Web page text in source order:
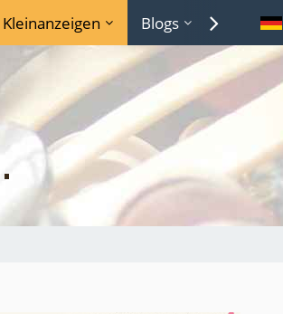
Kleinanzeigen Blogs Lexikon